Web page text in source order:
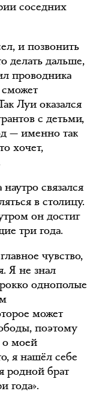
соседних
и позвонить
делать дальше,
проводника
сможет
Луи оказался
с детьми,
— именно так
хочет,
связался
в столицу.
он достиг
три года.
чувство,
Я не знал
однополые
может
поэтому
о моей
я нашёл себе
родной брат
года».